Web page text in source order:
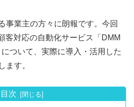
事業主の方々に朗報です。今回
客対応の自動化サービス「DMM
ついて、実際に導入・活用した
ます。
目次